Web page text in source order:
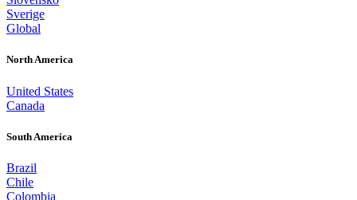
Sverige
Global
North America
United States
Canada
South America
Brazil
Chile
Colombia